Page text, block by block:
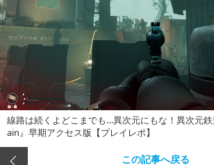
線路は続くよどこまでも…異次元にもな！異次元
ain』早期アクセス版【プレイレポ】
この記事へ戻る